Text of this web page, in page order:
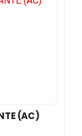
(AC)